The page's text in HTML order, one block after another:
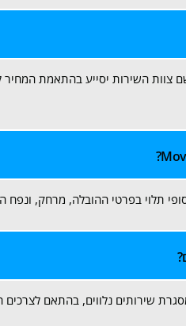
השירות יסייע בהתאמת המחיר
שירותים נלווים, בהתאם לצרכים